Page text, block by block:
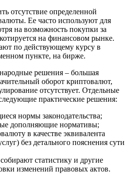
отсутствие определенной
Ее часто используют для
на возможность покупки за
на финансовом рынке.
по действующему курсу в
пункте, на бирже.
решения – большая
оборот криптовалют,
отсутствует. Отдельные
практические решения:
нормы законодательства;
дополняющие нормативы;
в качестве эквивалента
без детального пояснения сути
статистику и другие
изменений правовых актов.